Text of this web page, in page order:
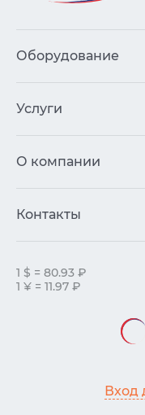
Оборудование
Услуги
О компании
Контакты
1 $ = 80.93 ₽
1 ¥ = 11.97 ₽
Вход